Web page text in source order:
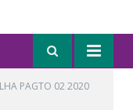
PAGTO 02 2020